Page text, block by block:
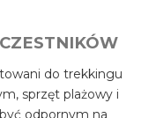
do trekkingu
sprzęt plażowy i
odpornym na